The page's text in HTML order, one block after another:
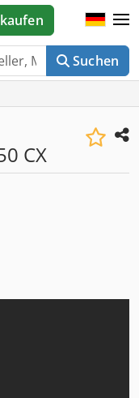
Suchen
CX